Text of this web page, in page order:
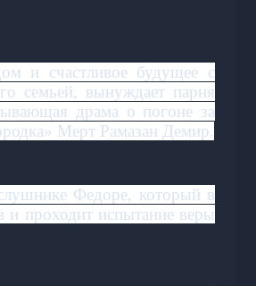
и счастливое будущее с
семьей, вынуждает парня
драма о погоне за
Мерт Рамазан Демир.
Федоре, который в
и проходит испытание веры